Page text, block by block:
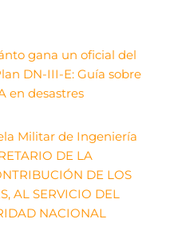
gana un oficial del
DN-III-E: Guía sobre
en desastres
Militar de Ingeniería
DE LA
DE LOS
AL SERVICIO DEL
NACIONAL